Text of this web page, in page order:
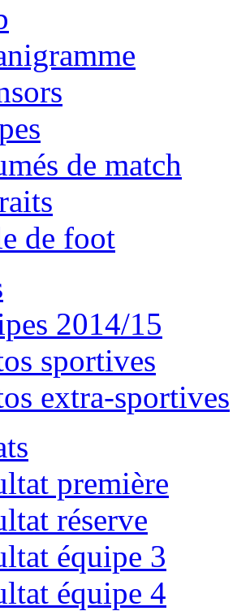
de match
de foot
2014/15
sportives
extra-sportives
première
réserve
équipe 3
équipe 4